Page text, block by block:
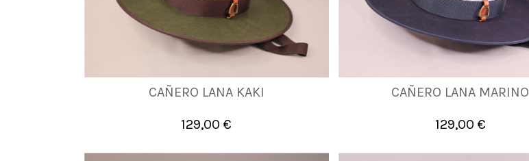
CAÑERO LANA KAKI
129,00 €
57 58 59 60
Añadir al carrito
CAÑERO LANA MARINO
129,00 €
56 57 58 59 60
Añadir al carrito